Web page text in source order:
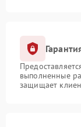
выполненные
защищает